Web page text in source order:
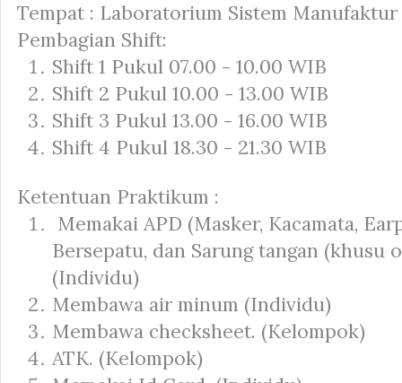
Tempat : Laboratorium Sistem Manufaktur
Pembagian Shift:
Shift 1 Pukul 07.00 - 10.00 WIB
Shift 2 Pukul 10.00 - 13.00 WIB
Shift 3 Pukul 13.00 - 16.00 WIB
Shift 4 Pukul 18.30 - 21.30 WIB
Ketentuan Praktikum :
Memakai APD (Masker, Kacamata,
Bersepatu, dan Sarung tangan (khusu
(Individu)
Membawa air minum (Individu)
Membawa checksheet. (Kelompok)
ATK. (Kelompok)